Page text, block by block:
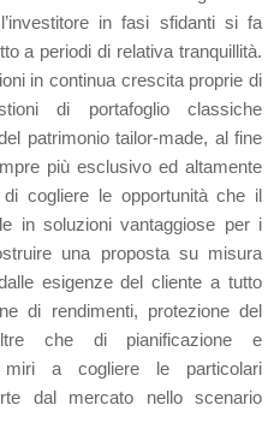
in fasi sfidanti si fa
a periodi di relativa tranquillità.
in continua crescita proprie di
di portafoglio classiche
patrimonio tailor-made, al fine
più esclusivo ed altamente
cogliere le opportunità che il
in soluzioni vantaggiose per i
una proposta su misura
esigenze del cliente a tutto
di rendimenti, protezione del
che di pianificazione e
miri a cogliere le particolari
dal mercato nello scenario